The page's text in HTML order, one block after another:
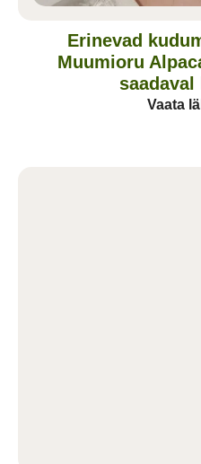
Erinevad
Muumioru
saadaval
Vaata